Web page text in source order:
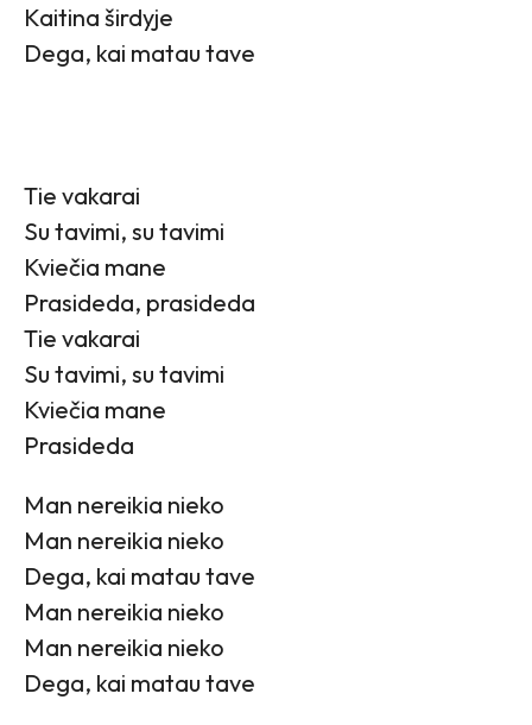
Kaitina širdyje
Dega, kai matau tave
Tie vakarai
Su tavimi, su tavimi
Kviečia mane
Prasideda, prasideda
Tie vakarai
Su tavimi, su tavimi
Kviečia mane
Prasideda
Man nereikia nieko
Man nereikia nieko
Dega, kai matau tave
Man nereikia nieko
Man nereikia nieko
Dega, kai matau tave